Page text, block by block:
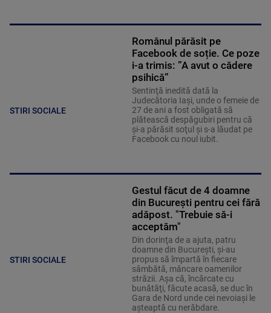
STIRI SOCIALE
Românul părăsit pe
Facebook de soție. Ce poze
i-a trimis: ”A avut o cădere
psihică”
Sentinţă inedită dată la
Judecătoria Iaşi, unde o femeie de
27 de ani a fost obligată să
plătească despăgubiri pentru că
şi-a părăsit soţul şi s-a lăudat pe
Facebook cu noul iubit.
STIRI SOCIALE
Gestul făcut de 4 doamne
din Bucureşti pentru cei fără
adăpost. "Trebuie să-i
acceptăm"
Din dorinţa de a ajuta, patru
doamne din Bucureşti, şi-au
propus să împartă în fiecare
sâmbătă, mâncare oamenilor
străzii. Aşa că, încărcate cu
bunătăţi, făcute acasă, se duc în
Gara de Nord unde cei nevoiaşi le
aşteaptă cu nerăbdare.